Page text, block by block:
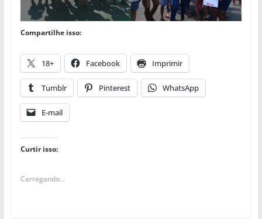
Compartilhe isso:
18+ Facebook Imprimir
Tumblr Pinterest WhatsApp
E-mail
Curtir isso:
Carregando...